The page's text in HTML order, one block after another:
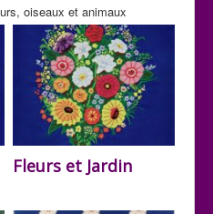
oiseaux et animaux
Fleurs et Jardin